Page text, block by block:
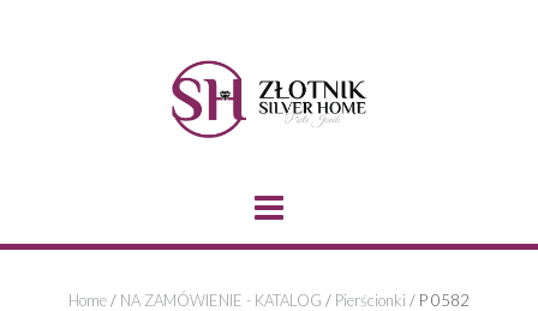
Home/ NA ZAMÓWIENIE - KATALOG / Pierścionki / P 0582